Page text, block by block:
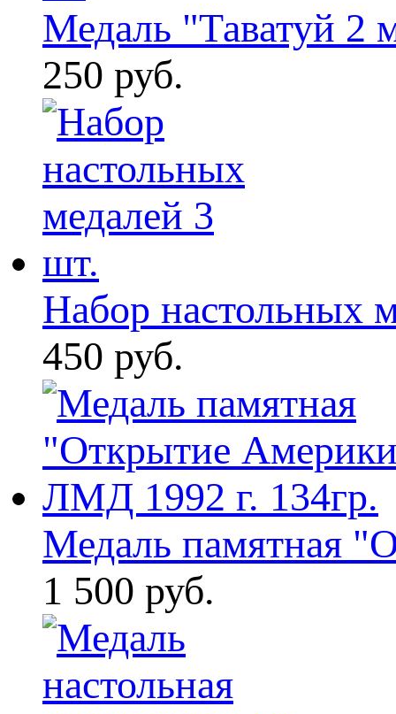
Медаль "Таватуй 2
250 руб.
Набор настольных
450 руб.
Медаль памятная
1 500 руб.